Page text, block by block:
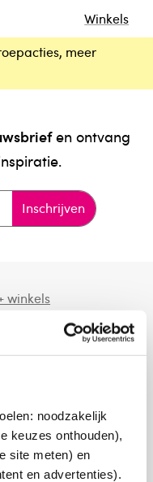
noodzakelijk
keuzes onthouden),
site meten) en
en advertenties).
Winkels
meer
en ontvang
Inschrijven
winkels